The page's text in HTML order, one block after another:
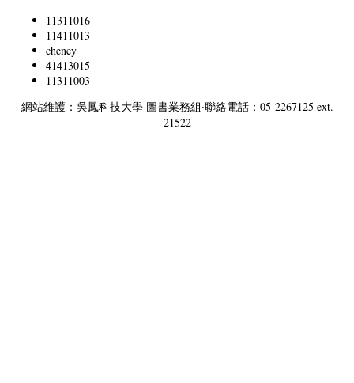
11311016
11411013
cheney
41413015
11311003
網站維護：吳鳳科技大學 圖書業務組‧聯絡電話：05-2267125 ext.
21522